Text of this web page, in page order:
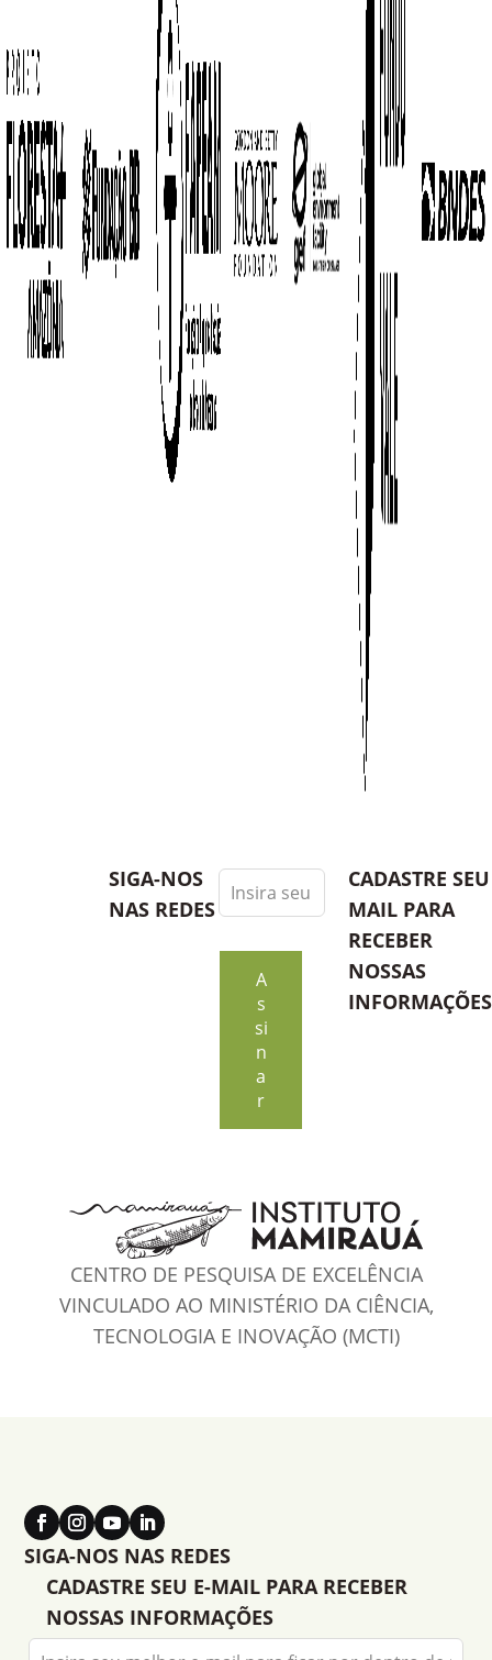
SIGA-NOS
NAS REDES
Leave
this
blank
A
s
si
n
a
r
CADASTRE
MAIL PARA
RECEBER
NOSSAS
INFORMAÇÕES
CENTRO DE PESQUISA DE EXCELÊNCIA
VINCULADO AO MINISTÉRIO DA CIÊNCIA,
TECNOLOGIA E INOVAÇÃO (MCTI)
SIGA-NOS NAS REDES
CADASTRE SEU E-MAIL PARA RECEBER
NOSSAS INFORMAÇÕES
Leave